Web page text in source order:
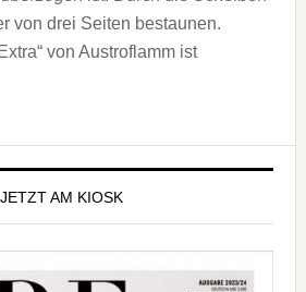
von drei Seiten bestaunen.
von Austroflamm ist
JETZT AM KIOSK